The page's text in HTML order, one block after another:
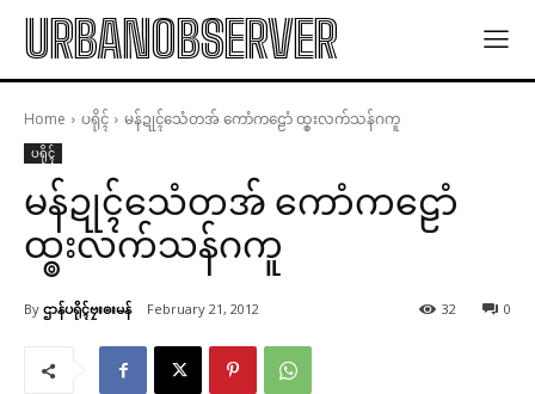
URBANOBSERVER
Home ပရိုၚ် မန်ဍုၚ်သေံတအ် ကောံကဠောံ ထ္ၜးလက်သန်ဂကူ
ပရိုၚ်
မန်ဍုၚ်သေံတအ် ကောံကဠောံ
ထ္ၜးလက်သန်ဂကူ
By ဌာန်ပရိုၚ်ဗၠးၜးမန် February 21, 2012 0
32